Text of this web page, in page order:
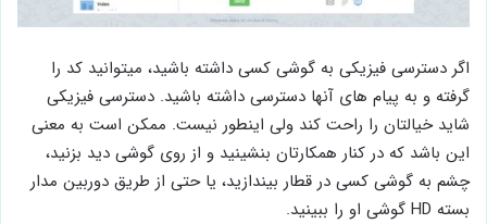
اگر دسترسی فیزیکی به گوشی کسی داشته باشید، میتوانید کد را
گرفته و به پیام های آنها دسترسی داشته باشید. دسترسی فیزیکی
شاید خیالتان را راحت کند ولی اینطور نیست. ممکن است به معنی
این باشد که در کنار همکارتان بنشینید و از روی گوشی دید بزنید،
چشم به گوشی کسی در قطار بیندازید، یا حتی از طریق دوربین مدار
بسته HD گوشی او را ببینید.